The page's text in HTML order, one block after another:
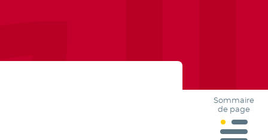
Sommaire
de page